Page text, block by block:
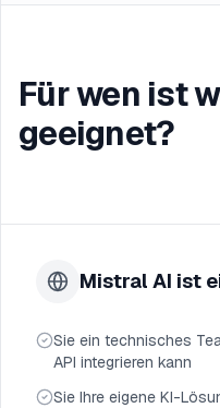
Für wen ist
geeignet?
Mistral AI ist
Sie ein technisches
API integrieren kann
Sie Ihre eigene KI-